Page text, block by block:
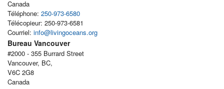
Canada
Téléphone: 250-973-6580
Télécopieur: 250-973-6581
Courriel: info@livingoceans.org
Bureau Vancouver
#2000 - 355 Burrard Street
Vancouver, BC,
V6C 2G8
Canada